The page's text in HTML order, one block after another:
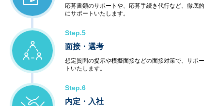
応募書類のサポートや、応募手続き代行など、徹底的
にサポートいたします。
Step.5
面接・選考
想定質問の提示や模擬面接などの面接対策で、サポー
トいたします。
Step.6
内定・入社